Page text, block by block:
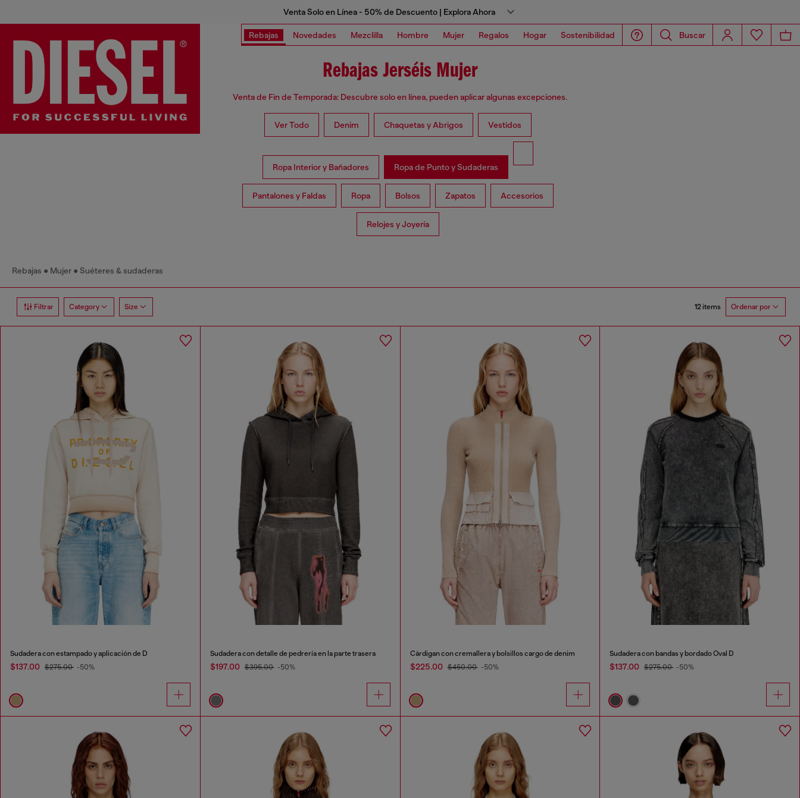
Venta Solo en Línea - 50% de Descuento | Explora Ahora
Rebajas Novedades Mezclilla Hombre Mujer Regalos Hogar Sostenibilidad Buscar
Rebajas Jerséis Mujer
Venta de Fin de Temporada: Descubre solo en línea, pueden aplicar algunas excepciones.
Ver Todo Denim Chaquetas y Abrigos Vestidos
Ropa Interior y Bañadores Ropa de Punto y Sudaderas
Pantalones y Faldas Ropa Bolsos Zapatos Accesorios
Relojes y Joyería
Rebajas Mujer Suéteres & sudaderas
Filtrar Category Size 12 items Ordenar por
Sudadera con estampado y aplicación de D
$137.00 $275.00 -50%
Sudadera con detalle de pedrería en la parte trasera
$197.00 $395.00 -50%
Cárdigan con cremallera y bolsillos cargo de denim
$225.00 $450.00 -50%
Sudadera con bandas y bordado Oval D
$137.00 $275.00 -50%